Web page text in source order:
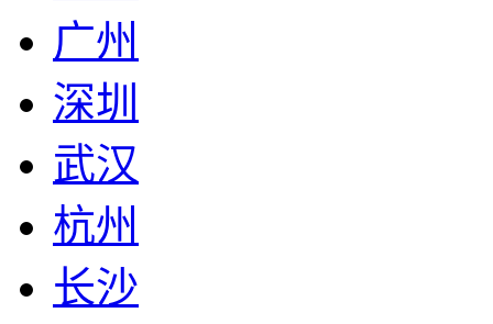
广州
深圳
武汉
杭州
长沙